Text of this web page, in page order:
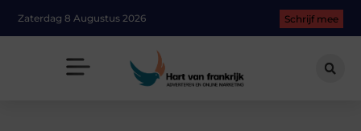
Zaterdag 8 Augustus 2026 Schrijf mee